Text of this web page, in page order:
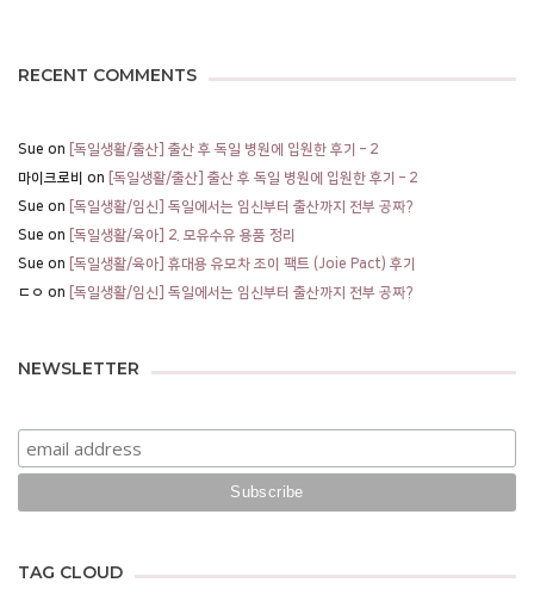
RECENT COMMENTS
Sue on
[독일생활/출산] 출산 후 독일 병원에 입원한 후기 – 2
마이크로비 on
[독일생활/출산] 출산 후 독일 병원에 입원한 후기 – 2
Sue on
[독일생활/임신] 독일에서는 임신부터 출산까지 전부 공짜?
Sue on
[독일생활/육아] 2. 모유수유 용품 정리
Sue on
[독일생활/육아] 휴대용 유모차 조이 팩트 (Joie Pact) 후기
ㄷㅇ on [독일생활/임신] 독일에서는 임신부터 출산까지 전부 공짜?
NEWSLETTER
TAG CLOUD